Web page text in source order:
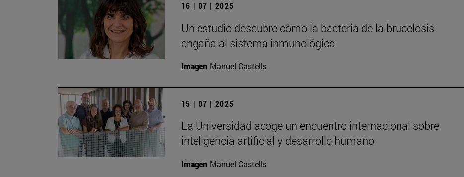
16 | 07 | 2025
Un estudio descubre cómo la bacteria de la brucelosis
engaña al sistema inmunológico
Imagen Manuel Castells
15 | 07 | 2025
La Universidad acoge un encuentro internacional sobre
inteligencia artificial y desarrollo humano
Imagen Manuel Castells